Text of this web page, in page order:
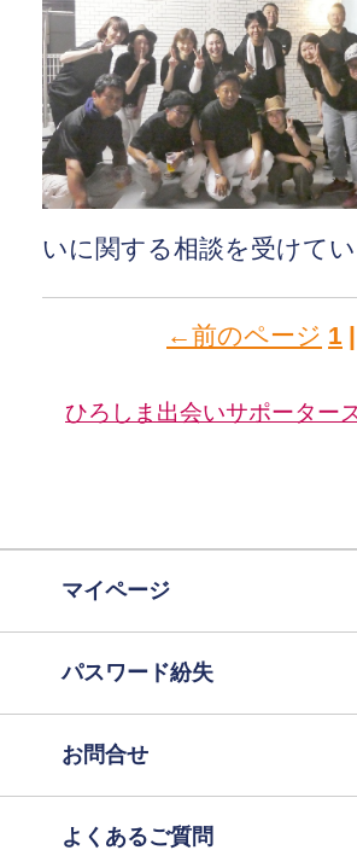
いに関する相談を受けてい
←前のページ 1 |
ひろしま出会いサポーター
マイページ
パスワード紛失
お問合せ
よくあるご質問